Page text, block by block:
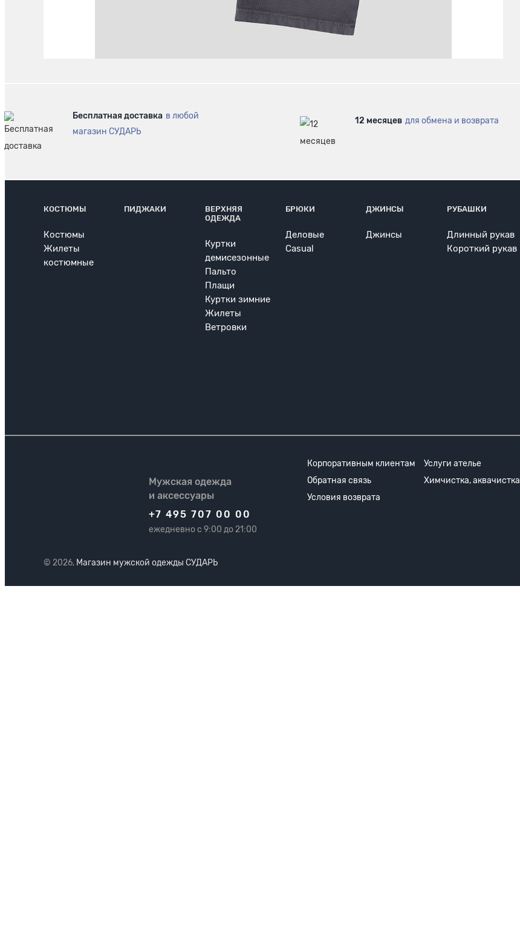
Бесплатная доставка в любой
магазин СУДАРЬ
12 месяцев для обмена и возврата
КОСТЮМЫ
Костюмы
Жилеты
костюмные
ПИДЖАКИ
ВЕРХНЯЯ
ОДЕЖДА
Куртки
демисезонные
Пальто
Плащи
Куртки зимние
Жилеты
Ветровки
БРЮКИ
Деловые
Casual
ДЖИНСЫ
Джинсы
РУБАШКИ
Длинный рукав
Короткий рукав
Мужская одежда
и аксессуары
+7 495 707 00 00
ежедневно с 9:00 до 21:00
Корпоративным клиентам
Услуги ателье
Обратная связь
Химчистка, аквачистка
Условия возврата
© 2026, Магазин мужской одежды СУДАРЬ